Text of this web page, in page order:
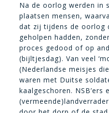
Na de oorlog werden in
plaatsen mensen,
dat zij tijdens de oorlog
geholpen hadden,
proces gedood of op
(bijltjesdag). Van veel
(Nederlandse meisjes
waren met Duitse
kaalgeschoren. NSB’ers